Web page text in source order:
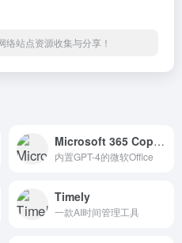
站点资源收集与分享！
Microsoft 365 Copilot
内置GPT-4的微软Office
Timely
一款AI时间管理工具